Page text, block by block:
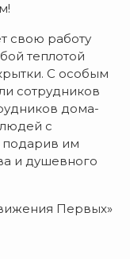
свою работу
теплотой
С особым
сотрудников
дома-
с
им
и душевного
Первых»